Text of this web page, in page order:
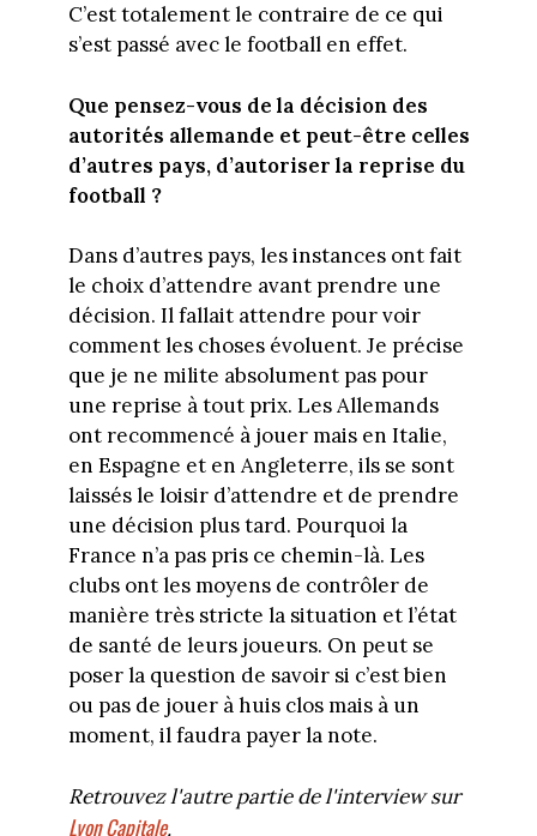
C’est totalement le contraire de ce qui
s’est passé avec le football en effet.
Que pensez-vous de la décision des
autorités allemande et peut-être celles
d’autres pays, d’autoriser la reprise du
football ?
Dans d’autres pays, les instances ont fait
le choix d’attendre avant prendre une
décision. Il fallait attendre pour voir
comment les choses évoluent. Je précise
que je ne milite absolument pas pour
une reprise à tout prix. Les Allemands
ont recommencé à jouer mais en Italie,
en Espagne et en Angleterre, ils se sont
laissés le loisir d’attendre et de prendre
une décision plus tard. Pourquoi la
France n’a pas pris ce chemin-là. Les
clubs ont les moyens de contrôler de
manière très stricte la situation et l’état
de santé de leurs joueurs. On peut se
poser la question de savoir si c’est bien
ou pas de jouer à huis clos mais à un
moment, il faudra payer la note.
Retrouvez l'autre partie de l'interview sur
Lyon Capitale.